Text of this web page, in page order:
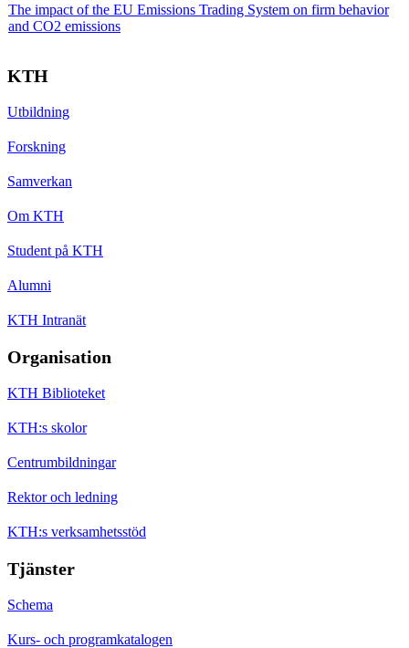
The impact of the EU Emissions Trading System on firm behavior
and CO2 emissions
KTH
Utbildning
Forskning
Samverkan
Om KTH
Student på KTH
Alumni
KTH Intranät
Organisation
KTH Biblioteket
KTH:s skolor
Centrumbildningar
Rektor och ledning
KTH:s verksamhetsstöd
Tjänster
Schema
Kurs- och programkatalogen